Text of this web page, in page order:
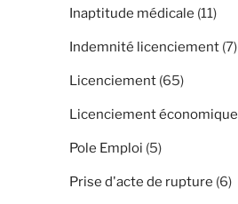
Inaptitude médicale (11)
Indemnité licenciement (7)
Licenciement (65)
Licenciement économique
Pole Emploi (5)
Prise d'acte de rupture (6)